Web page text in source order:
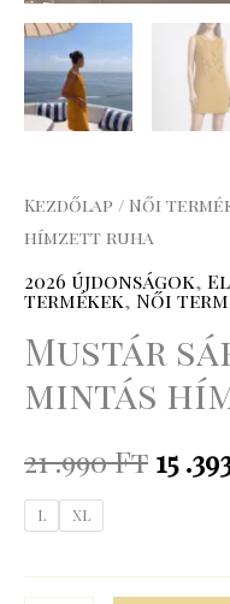
Kezdőlap / Női
hímzett ruha
2026 újdonságok,
termékek, Női
Mustár
mintás
21 .990Ft 15
L XL